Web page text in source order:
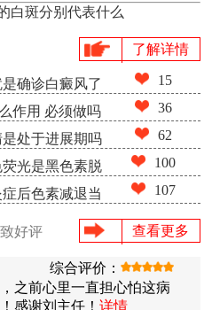
白斑分别代表什么
了解详情
确诊白癜风了
15
作用 必须做吗 36
处于进展期吗 62
光是黑色素脱
100
后色素减退当
107
好评 查看更多
综合评价：
之前心里一直担心怕这病
感谢刘主任！详情